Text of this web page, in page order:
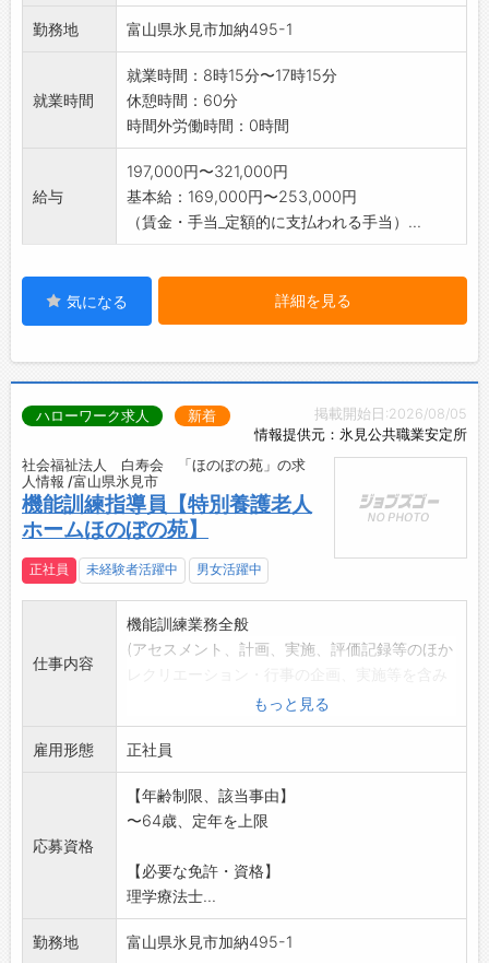
勤務地 富山県氷見市加納495-1
就業時間
就業時間：8時15分〜17時15分
休憩時間：60分
時間外労働時間：0時間
給与
197,000円〜321,000円
基本給：169,000円〜253,000円
（賃金・手当_定額的に支払われる手当）...
気になる 詳細を見る
掲載開始日:2026/08/05
情報提供元：氷見公共職業安定所
ハローワーク求人 新着
社会福祉法人 白寿会 「ほのぼの苑」の求
人情報 /富山県氷見市
機能訓練指導員【特別養護老人
ホームほのぼの苑】
正社員 未経験者活躍中 男女活躍中
仕事内容
機能訓練業務全般
(アセスメント、計画、実施、評価記録等のほか
「変更範
囲:変更なし」
※面接希望の方はハローワークから『紹介状』
の交付を受けてくだ
さい。
もっと見る
雇用形態 正社員
応募資格
【年齢制限、該当事由】
〜64歳、定年を上限
【必要な免許・資格】
理学療法士...
勤務地 富山県氷見市加納495-1